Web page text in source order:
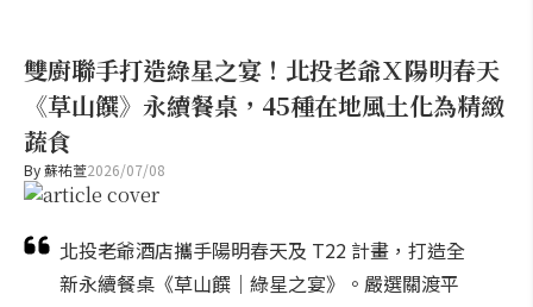
雙廚聯手打造綠星之宴！北投老爺Ｘ陽明春天
《草山饌》永續餐桌，45種在地風土化為精緻
蔬食
By蘇祐萱2026/07/08
北投老爺酒店攜手陽明春天及 T22 計畫，打造全
新永續餐桌《草山饌｜綠星之宴》。嚴選關渡平